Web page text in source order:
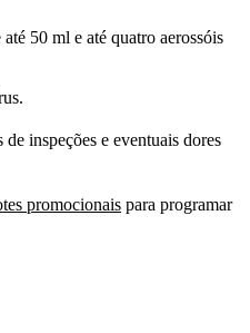
50 ml e até quatro aerossóis
inspeções e eventuais dores
promocionais para programar